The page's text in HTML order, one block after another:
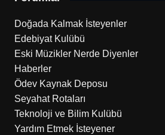
Doğada Kalmak İsteyenler
Edebiyat Kulübü
Eski Müzikler Nerde Diyenler
Haberler
Ödev Kaynak Deposu
Seyahat Rotaları
Teknoloji ve Bilim Kulübü
Yardım Etmek İsteyener